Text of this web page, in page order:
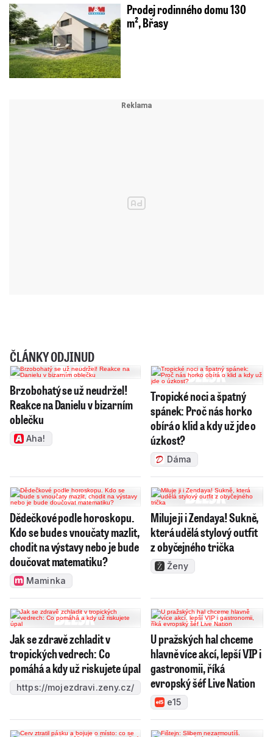
Prodej rodinného domu 130
m², Břasy
ČLÁNKY ODJINUD
Brzobohatý se už neudržel!
Reakce na Danielu v bizarním
oblečku
Aha!
Tropické noci a špatný
spánek: Proč nás horko
obírá o klid a kdy už jde o
úzkost?
Dáma
Dědečkové podle horoskopu.
Kdo se bude s vnoučaty mazlit,
chodit na výstavy nebo je bude
doučovat matematiku?
Maminka
Miluje ji i Zendaya! Sukně,
která udělá stylový outfit
z obyčejného trička
Ženy
Jak se zdravě zchladit v
tropických vedrech: Co
pomáhá a kdy už riskujete úpal
https://mojezdravi.zeny.cz/
U pražských hal chceme
hlavně více akcí, lepší VIP i
gastronomii, říká
evropský šéf Live Nation
e15